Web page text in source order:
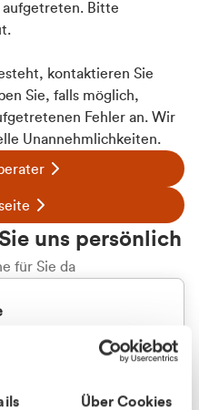
Über Cookies
aufgetreten. Bitte
kontaktieren Sie
Sie, falls möglich,
Fehler an. Wir
Unannehmlichkeiten.
uns persönlich
für Sie da